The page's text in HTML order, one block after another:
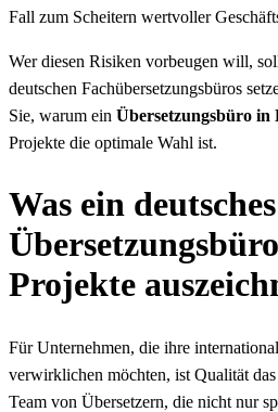
Fall zum Scheitern wertvoller
Wer diesen Risiken vorbeugen will,
deutschen Fachübersetzungsbüros
Sie, warum ein Übersetzungsbüro in
Projekte die optimale Wahl ist.
Was ein deutsches
Projekte
Für Unternehmen, die ihre
verwirklichen möchten, ist Qualität
Team von Übersetzern, die nicht nur